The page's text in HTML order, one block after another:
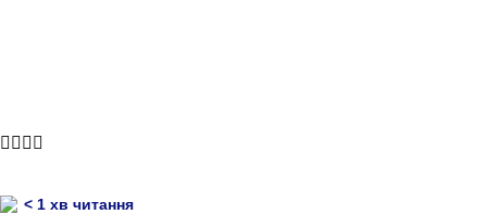
< 1 хв читання